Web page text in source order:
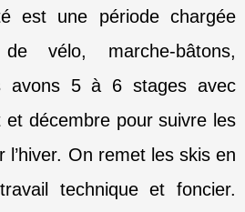
est une période chargée
vélo, marche-bâtons,
avons 5 à 6 stages avec
et décembre pour suivre les
l’hiver. On remet les skis en
technique et foncier.